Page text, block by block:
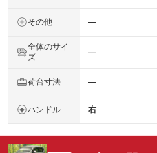
その他 ―
全体のサイ
ズ
―
荷台寸法 ―
ハンドル 右